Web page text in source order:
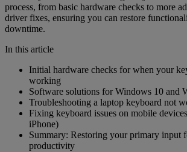
process, from basic hardware checks to more
driver fixes, ensuring you can restore
downtime.
In this article
Initial hardware checks for when your
working
Software solutions for Windows 10 and
Troubleshooting a laptop keyboard not
Fixing keyboard issues on mobile
iPhone)
Summary: Restoring your primary input
productivity